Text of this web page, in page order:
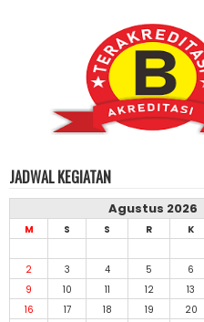
JADWAL KEGIATAN
Agustus 2026
M S S R K
2
3 4 5 6
9 10 11 12 13
16
17 18 19 20